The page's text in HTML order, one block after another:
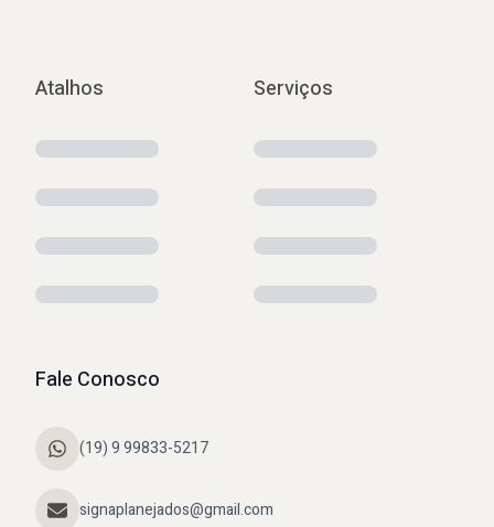
Atalhos Serviços
Fale Conosco
(19) 9 99833-5217
signaplanejados@gmail.com